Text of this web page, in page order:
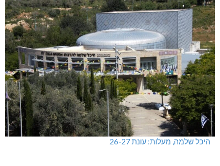
היכל שלמה, מעלות: עונת 26-27